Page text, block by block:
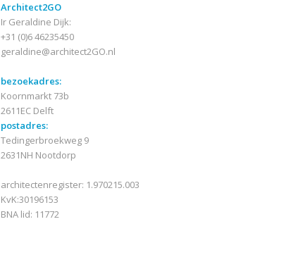
Architect2GO
Ir Geraldine Dijk:
+31 (0)6 46235450
geraldine@architect2GO.nl
bezoekadres:
Koornmarkt 73b
2611EC Delft
postadres:
Tedingerbroekweg 9
2631NH Nootdorp
architectenregister: 1.970215.003
KvK:30196153
BNA lid: 11772